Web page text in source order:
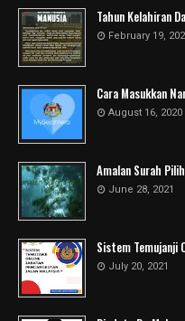
Tahun Kelahiran
February 19,
Cara Masukkan
August 16, 2020
Amalan Surah
June 28, 2021
Sistem Temujanji
July 20, 2021